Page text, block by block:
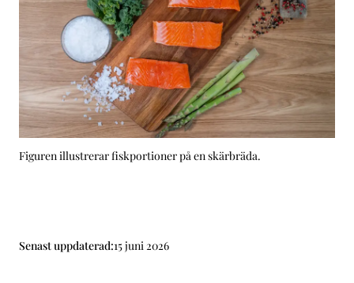
Figuren illustrerar fiskportioner på en skärbräda.
Senast uppdaterad:15 juni 2026